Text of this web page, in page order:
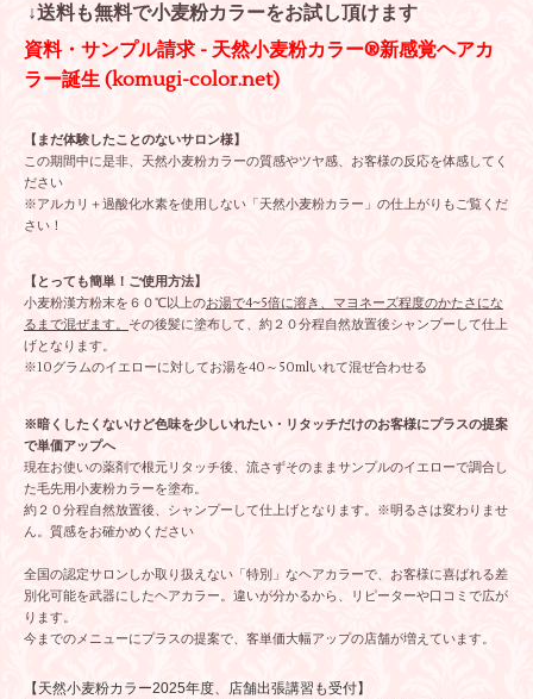
↓送料も無料で小麦粉カラーをお試し頂けます
資料・サンプル請求 - 天然小麦粉カラー®新感覚ヘアカ
ラー誕生 (komugi-color.net)
【まだ体験したことのないサロン様】
この期間中に是非、天然小麦粉カラーの質感やツヤ感、お客様の反応を体感してく
ださい
※アルカリ＋過酸化水素を使用しない「天然小麦粉カラー」の仕上がりもご覧くだ
さい！
【とっても簡単！ご使用方法】
小麦粉漢方粉末を６０℃以上のお湯で4~5倍に溶き、マヨネーズ程度のかたさにな
るまで混ぜます。 その後髪に塗布して、約２０分程自然放置後シャンプーして仕上
げとなります。
※10グラムのイエローに対してお湯を40～50mlいれて混ぜ合わせる
※暗くしたくないけど色味を少しいれたい・リタッチだけのお客様にプラスの提案
で単価アップへ
現在お使いの薬剤で根元リタッチ後、流さずそのままサンプルのイエローで調合し
た毛先用小麦粉カラーを塗布。
約２０分程自然放置後、シャンプーして仕上げとなります。※明るさは変わりませ
ん。質感をお確かめください
全国の認定サロンしか取り扱えない「特別」なヘアカラーで、お客様に喜ばれる差
別化可能を武器にしたヘアカラー。違いが分かるから、リピーターや口コミで広が
ります。
今までのメニューにプラスの提案で、客単価大幅アップの店舗が増えています。
【天然小麦粉カラー2025年度、店舗出張講習も受付】